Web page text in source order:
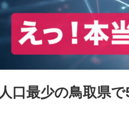
人口最少の鳥取県